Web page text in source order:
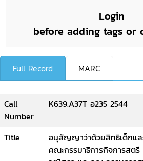
Login
before adding tags or
Full Record MARC
Call
Number
K639.A37T อ235 2544
Title
อนุสัญญาว่าด้วยสิทธิเด็กแ
คณะกรรมาธิการกิจการสตรี